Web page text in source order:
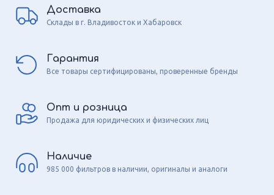
Доставка
Склады в г. Владивосток и Хабаровск
Гарантия
Все товары сертифицированы, проверенные бренды
Опт и розница
Продажа для юридических и физических лиц
Наличие
985 000 фильтров в наличии, оригиналы и аналоги